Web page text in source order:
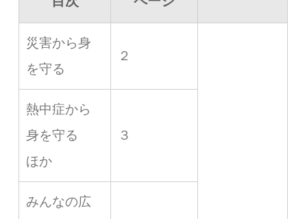
災害から身
を守る
２
熱中症から
身を守る
ほか
３
みんなの広